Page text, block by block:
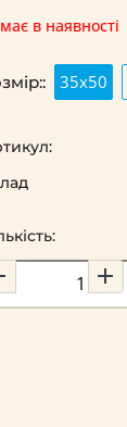
в наявності
35х50